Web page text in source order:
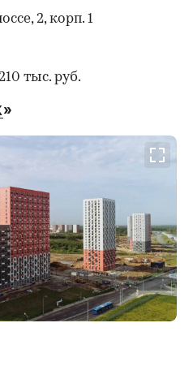
2, корп. 1
тыс. руб.
»